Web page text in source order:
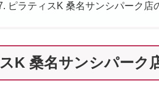
ピラティスK 桑名サンシパーク店
K 桑名サンシパーク